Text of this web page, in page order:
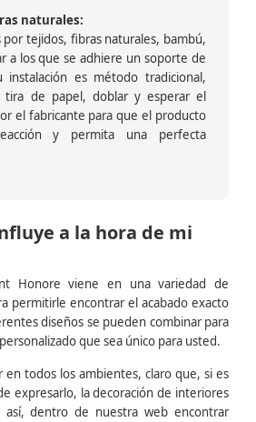
naturales:
por tejidos, fibras naturales, bambú,
a los que se adhiere un soporte de
instalación es método tradicional,
tira de papel, doblar y esperar el
el fabricante para que el producto
y permita una perfecta
a la hora de mi
Honore viene en una variedad de
permitirle encontrar el acabado exacto
diseños se pueden combinar para
que sea único para usted.
en todos los ambientes, claro que, si es
expresarlo, la decoración de interiores
dentro de nuestra web encontrar